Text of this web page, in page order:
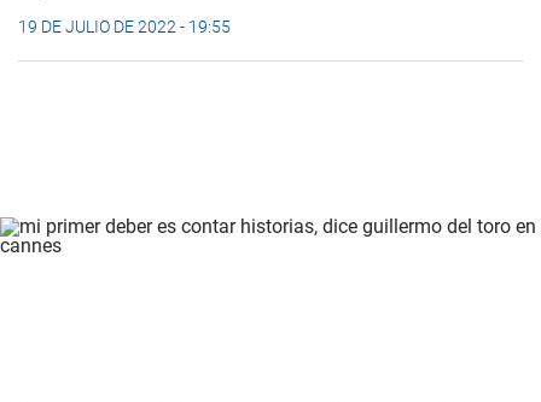
19 DE JULIO DE 2022 - 19:55